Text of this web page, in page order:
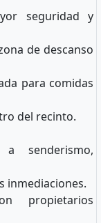
seguridad y
de descanso
para comidas
del recinto.
senderismo,
inmediaciones.
propietarios